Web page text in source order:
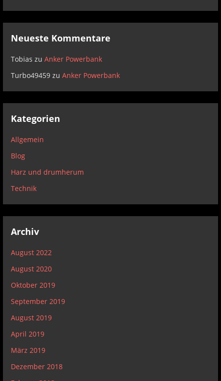
Neueste Kommentare
Tobias zuAnker Powerbank
Turbo49459 zuAnker Powerbank
Kategorien
Allgemein
Blog
Harz und drumherum
Technik
Archiv
August 2022
August 2020
Oktober 2019
September 2019
August 2019
April 2019
März 2019
Dezember 2018